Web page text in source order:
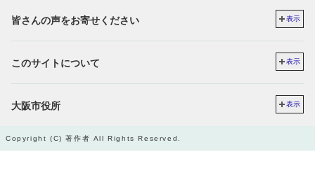
皆さんの声をお寄せください 表示
このサイトについて 表示
大阪市役所 表示
Copyright (C) 著作者 All Rights Reserved.